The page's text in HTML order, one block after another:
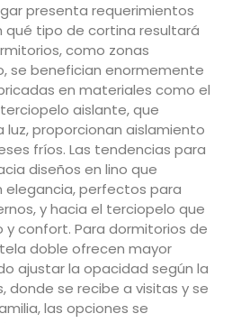
presenta requerimientos
qué tipo de cortina resultará
como zonas
se benefician enormemente
en materiales como el
aislante, que
proporcionan aislamiento
fríos. Las tendencias para
diseños en lino que
elegancia, perfectos para
y hacia el terciopelo que
confort. Para dormitorios de
doble ofrecen mayor
ajustar la opacidad según la
donde se recibe a visitas y se
las opciones se